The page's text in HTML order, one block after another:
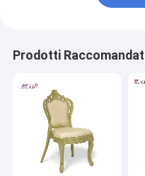
Prodotti